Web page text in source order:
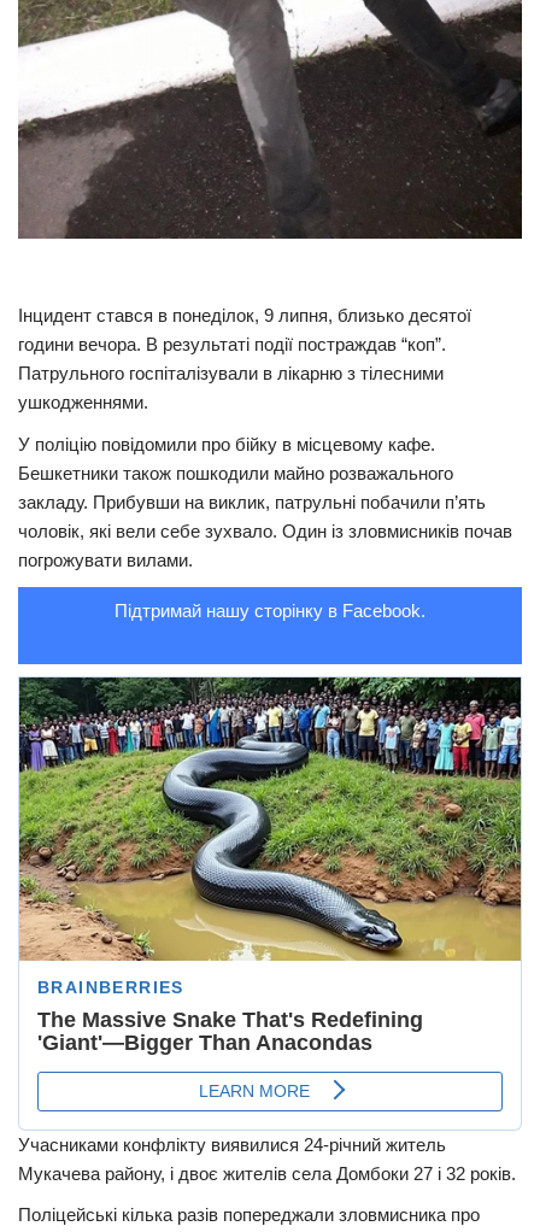
Трагедії
Суспільство
Культура
Шоу-біз
Інцидент стався в понеділок, 9 липня, близько десятої
години вечора. В результаті події постраждав “коп”.
Патрульного госпіталізували в лікарню з тілесними
ушкодженнями.
У поліцію повідомили про бійку в місцевому кафе.
Бешкетники також пошкодили майно розважального
закладу. Прибувши на виклик, патрульні побачили п’ять
чоловік, які вели себе зухвало. Один із зловмисників почав
погрожувати вилами.
Підтримай нашу сторінку в Facebook.
Учасниками конфлікту виявилися 24-річний житель
Мукачева району, і двоє жителів села Домбоки 27 і 32 років.
Поліцейські кілька разів попереджали зловмисника про